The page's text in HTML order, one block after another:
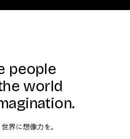
people
world
界に想像力を。